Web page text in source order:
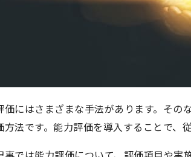
価にはさまざまな手法があります。そ
方法です。能力評価を導入することで、